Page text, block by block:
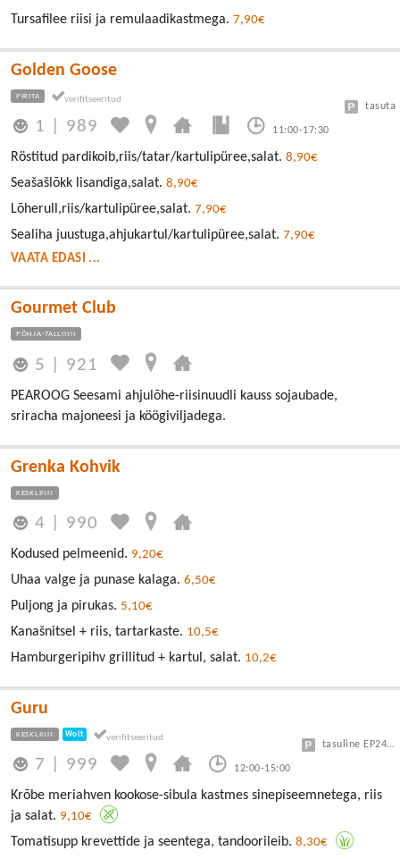
Tursafilee riisi ja remulaadikastmega. 7,90€
Golden Goose
PIRITA
1 989 11:00-17:30
tasuta
Röstitud pardikoib,riis/tatar/kartulipüree,salat. 8,90€
Seašašlõkk lisandiga,salat. 8,90€
Lõherull,riis/kartulipüree,salat. 7,90€
Sealiha juustuga,ahjukartul/kartulipüree,salat. 7,90€
VAATA EDASI ...
Gourmet Club
PÕHJA-TALLINN
5 921
PEAROOG Seesami ahjulõhe-riisinuudli kauss sojaubade,
sriracha majoneesi ja köögiviljadega.
Grenka Kohvik
KESKLINN
4 990
Kodused pelmeenid. 9,20€
Uhaa valge ja punase kalaga. 6,50€
Puljong ja pirukas. 5,10€
Kanašnitsel + riis, tartarkaste. 10,5€
Hamburgeripihv grillitud + kartul, salat. 10,2€
Guru
KESKLINN Wolt
7 999 12:00-15:00
tasuline EP24 või Vanalinn
Krõbe meriahven kookose-sibula kastmes sinepiseemnetega, riis
ja salat. 9,10€
Tomatisupp krevettide ja seentega, tandoorileib. 8,30€